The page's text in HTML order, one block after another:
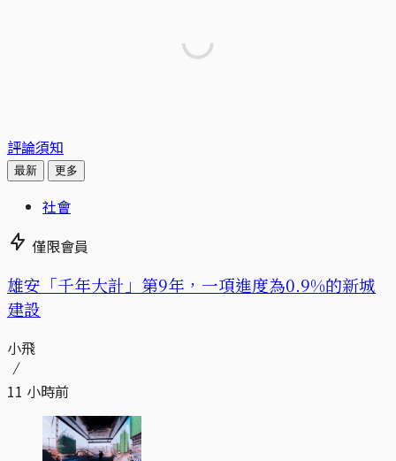
評論須知
最新 更多
社會
僅限會員
​​雄安「千年大計」第9年，一項進度為0.9%的新城
建設
小飛
11 小時前